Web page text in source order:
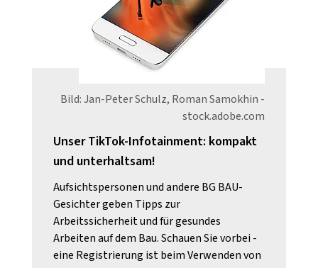
Bild: Jan-Peter Schulz, Roman Samokhin -
stock.adobe.com
Unser TikTok-Infotainment: kompakt
und unterhaltsam!
Aufsichtspersonen und andere BG BAU-
Gesichter geben Tipps zur
Arbeitssicherheit und für gesundes
Arbeiten auf dem Bau. Schauen Sie vorbei -
eine Registrierung ist beim Verwenden von